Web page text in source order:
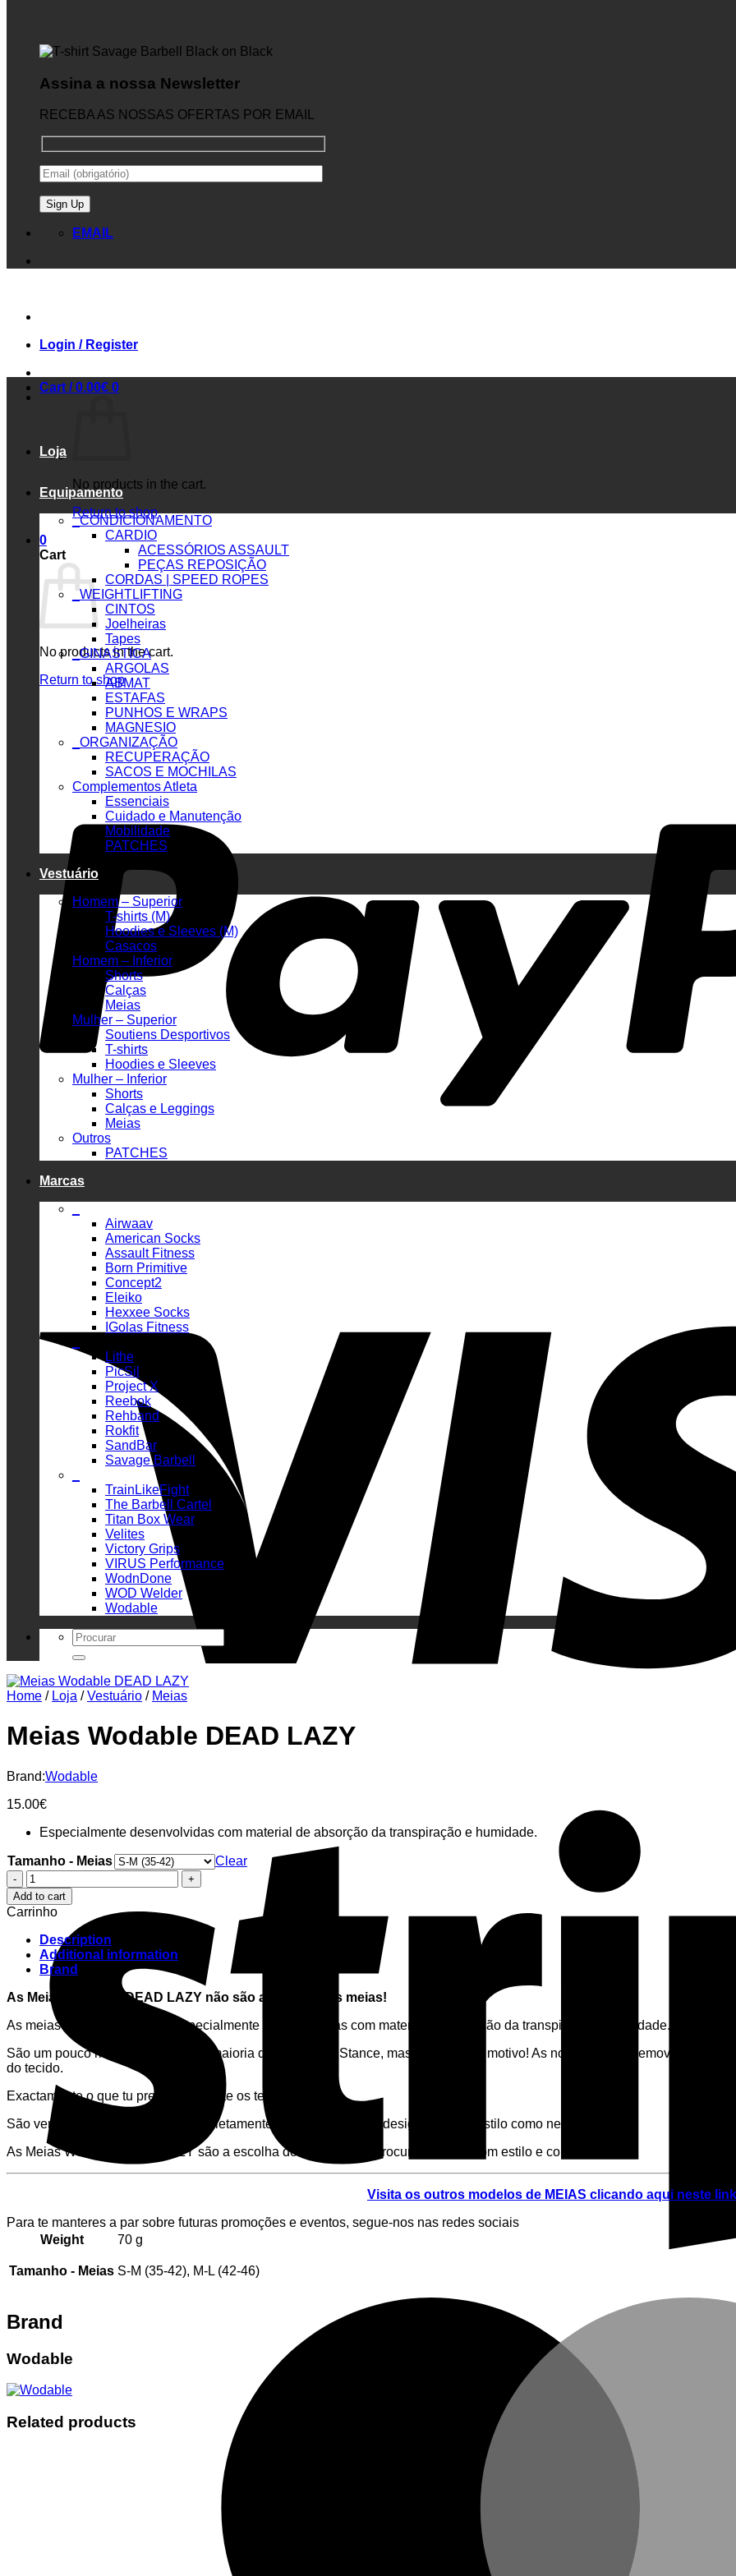
Assina a nossa Newsletter
RECEBA AS NOSSAS OFERTAS POR EMAIL
EMAIL
Login / Register
Cart /0.00€ 0
No products in the cart.
Return to shop
0
Cart
No products in the cart.
Return to shop
Loja
Equipamento
_CONDICIONAMENTO
CARDIO
ACESSÓRIOS ASSAULT
PEÇAS REPOSIÇÃO
CORDAS | SPEED ROPES
_WEIGHTLIFTING
CINTOS
Joelheiras
Tapes
_GINASTICA
ARGOLAS
ABMAT
ESTAFAS
PUNHOS E WRAPS
MAGNESIO
_ORGANIZAÇÃO
RECUPERAÇÃO
SACOS E MOCHILAS
Complementos Atleta
Essenciais
Cuidado e Manutenção
Mobilidade
PATCHES
Vestuário
Homem – Superior
T-shirts (M)
Hoodies e Sleeves (M)
Casacos
Homem – Inferior
Shorts
Calças
Meias
Mulher – Superior
Soutiens Desportivos
T-shirts
Hoodies e Sleeves
Mulher – Inferior
Shorts
Calças e Leggings
Meias
Outros
PATCHES
Marcas
Airwaav
American Socks
Assault Fitness
Born Primitive
Concept2
Eleiko
Hexxee Socks
IGolas Fitness
Lithe
PicSil
Project X
Reebok
Rehband
Rokfit
SandBar
Savage Barbell
TrainLikeFight
The Barbell Cartel
Titan Box Wear
Velites
Victory Grips
VIRUS Performance
WodnDone
WOD Welder
Wodable
Search
for:
Home / Loja / Vestuário / Meias
Meias Wodable DEAD LAZY
Brand:Wodable
15.00€
Especialmente desenvolvidas com material de absorção da transpiração e humidade.
Tamanho - Meias
Clear
Meias
Wodable
DEAD
LAZY
quantity
Add to cart
Carrinho
Description
Additional information
Brand
As Meias Wodable DEAD LAZY não são apenas umas meias!
As meias da Wodable foram especialmente desenvolvidas com material de absorção da transpiração e humidade.
São um pouco mais finas do que a maioria das meias da Stance, mas por um bom motivo! As nossas meias removem
do tecido.
Exactamente o que tu precisas durante os teus treinos!
São vendidas em pares e são completamente compensados em design para um estilo como nenhum outro!
As Meias Wodable DEAD LAZY são a escolha dos atletas que procuram treinar com estilo e conforto.
Visita os outros modelos de MEIAS clicando aqui neste link
Para te manteres a par sobre futuras promoções e eventos, segue-nos nas redes sociais
Weight
70 g
Tamanho - Meias S-M (35-42), M-L (42-46)
Brand
Wodable
Related products